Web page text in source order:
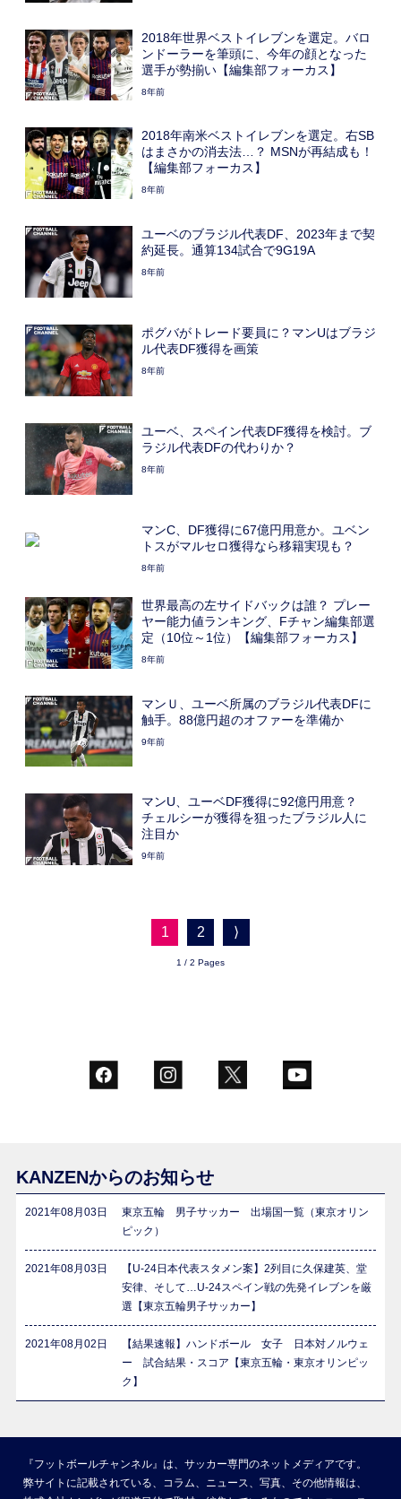
2018年世界ベストイレブンを選定。バロ
ンドーラーを筆頭に、今年の顔となった
選手が勢揃い【編集部フォーカス】
8年前
2018年南米ベストイレブンを選定。右SB
はまさかの消去法…？ MSNが再結成も！
【編集部フォーカス】
8年前
ユーベのブラジル代表DF、2023年まで契
約延長。通算134試合で9G19A
8年前
ポグバがトレード要員に？マンUはブラジ
ル代表DF獲得を画策
8年前
ユーベ、スペイン代表DF獲得を検討。ブ
ラジル代表DFの代わりか？
8年前
マンC、DF獲得に67億円用意か。ユベン
トスがマルセロ獲得なら移籍実現も？
8年前
世界最高の左サイドバックは誰？ プレー
ヤー能力値ランキング、Fチャン編集部選
定（10位～1位）【編集部フォーカス】
8年前
マンＵ、ユーベ所属のブラジル代表DFに
触手。88億円超のオファーを準備か
9年前
マンU、ユーベDF獲得に92億円用意？
チェルシーが獲得を狙ったブラジル人に
注目か
9年前
1 2 ⟩
1 / 2 Pages
KANZENからのお知らせ
2021年08月03日
東京五輪 男子サッカー 出場国一覧（東京オリン
ピック）
2021年08月03日
【U-24日本代表スタメン案】2列目に久保建英、堂
安律、そして…U-24スペイン戦の先発イレブンを厳
選【東京五輪男子サッカー】
2021年08月02日
【結果速報】ハンドボール 女子 日本対ノルウェ
ー 試合結果・スコア【東京五輪・東京オリンピッ
ク】
『フットボールチャンネル』は、サッカー専門のネットメディアです。
弊サイトに記載されている、コラム、ニュース、写真、その他情報は、